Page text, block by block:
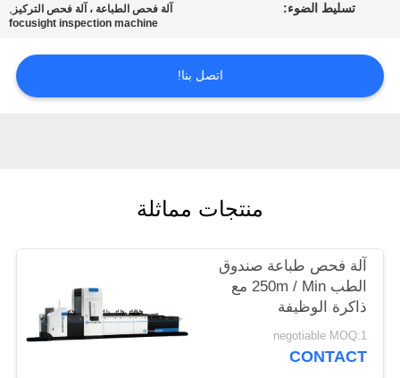
اطلب
اقتباس
POLICY
تسليط الضوء: آلة فحص الطباعة ، آلة فحص التركيز ,
focusight inspection machine
اتصل بنا!
منتجات مماثلة
آلة فحص طباعة صندوق
الطب 250m / Min مع
ذاكرة الوظيفة
negotiable MOQ:1
CONTACT